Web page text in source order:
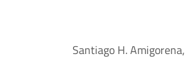
Santiago H.